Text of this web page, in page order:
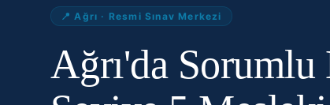
📍Ağrı · Resmi Sınav Merkezi
Ağrı'da Sorumlu